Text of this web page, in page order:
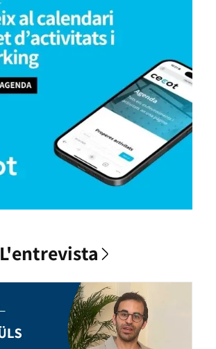
L'entrevista